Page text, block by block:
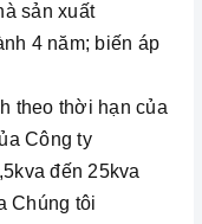
sản xuất
4 năm; biến áp
theo thời hạn của
Công ty
đến 25kva
Chúng tôi